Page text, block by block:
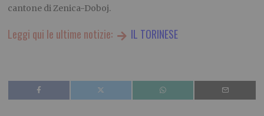
cantone di Zenica-Doboj.
Leggi qui le ultime notizie: IL TORINESE